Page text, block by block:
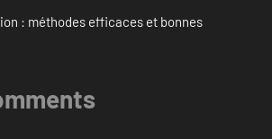
: méthodes efficaces et bonnes